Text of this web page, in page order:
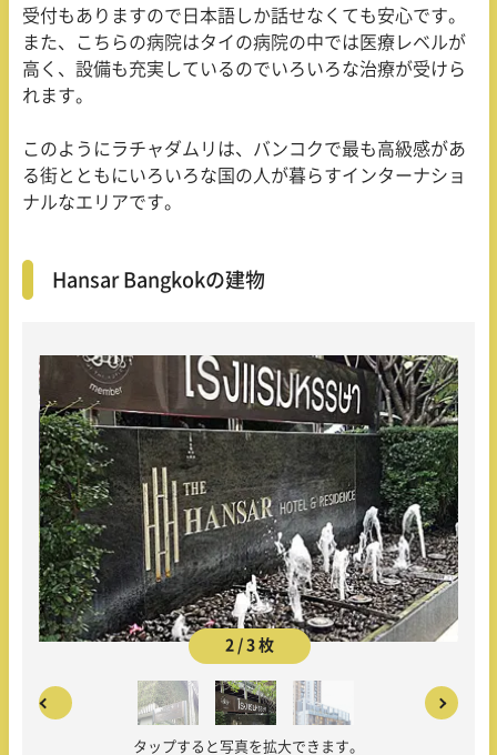
受付もありますので日本語しか話せなくても安心です。
また、こちらの病院はタイの病院の中では医療レベルが
高く、設備も充実しているのでいろいろな治療が受けら
れます。
このようにラチャダムリは、バンコクで最も高級感があ
る街とともにいろいろな国の人が暮らすインターナショ
ナルなエリアです。
Hansar Bangkokの建物
2 / 3 枚
タップすると写真を拡大できます。